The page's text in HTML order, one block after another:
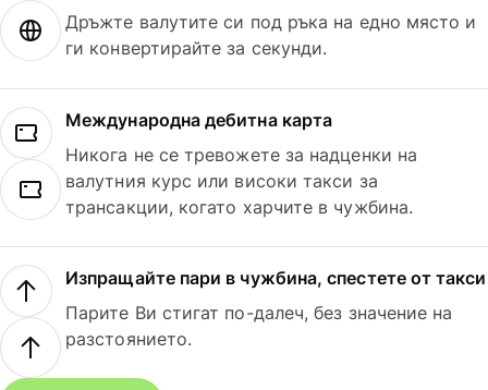
Дръжте валутите си под ръка на едно място и
ги конвертирайте за секунди.
Международна дебитна карта
Никога не се тревожете за надценки на
валутния курс или високи такси за
трансакции, когато харчите в чужбина.
Изпращайте пари в чужбина, спестете от такси
Парите Ви стигат по-далеч, без значение на
разстоянието.